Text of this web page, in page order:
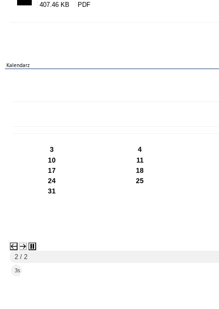
407.46 KB
Kalendarz
3
4
10
11
17
18
24
25
31
2 / 2
2s